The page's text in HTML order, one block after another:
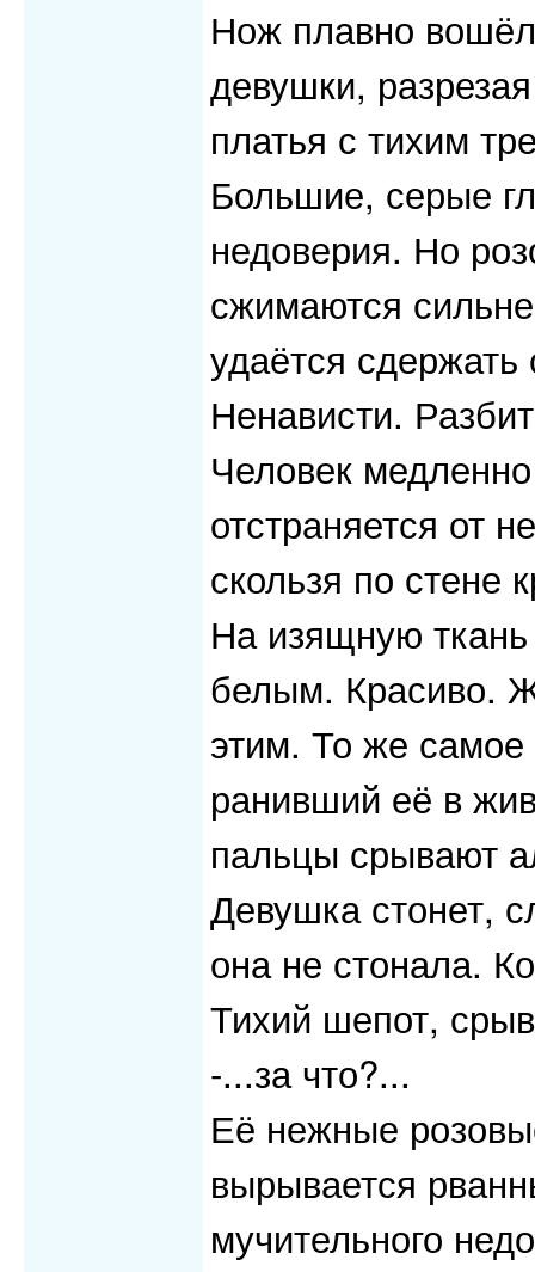
Нож плавно
девушки,
платья с тихим
Большие, серые
недоверия. Но
сжимаются
удаётся
Ненависти.
Человек
отстраняется от
скользя по стене
На изящную ткань
белым. Красиво.
этим. То же
ранивший её в
пальцы срывают
Девушка стонет,
она не стонала.
Тихий шепот,
-...за что?...
Её нежные
вырывается
мучительного